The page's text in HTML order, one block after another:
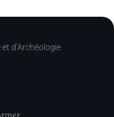
d’Archéologie